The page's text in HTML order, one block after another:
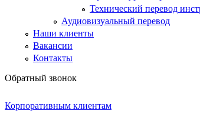
Технический перевод
Аудиовизуальный перевод
Наши клиенты
Вакансии
Контакты
Обратный звонок
Корпоративным клиентам